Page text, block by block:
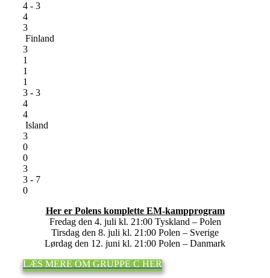
4 - 3
4
3
Finland
3
1
1
1
3 - 3
4
4
Island
3
0
0
3
3 - 7
0
Her er Polens komplette EM-kampprogram
Fredag den 4. juli kl. 21:00 Tyskland – Polen
Tirsdag den 8. juli kl. 21:00 Polen – Sverige
Lørdag den 12. juni kl. 21:00 Polen – Danmark
LÆS MERE OM GRUPPE C HER